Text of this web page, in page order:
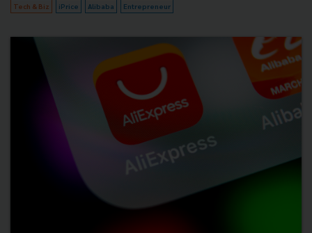
Tech & Biz iPrice Alibaba Entrepreneur